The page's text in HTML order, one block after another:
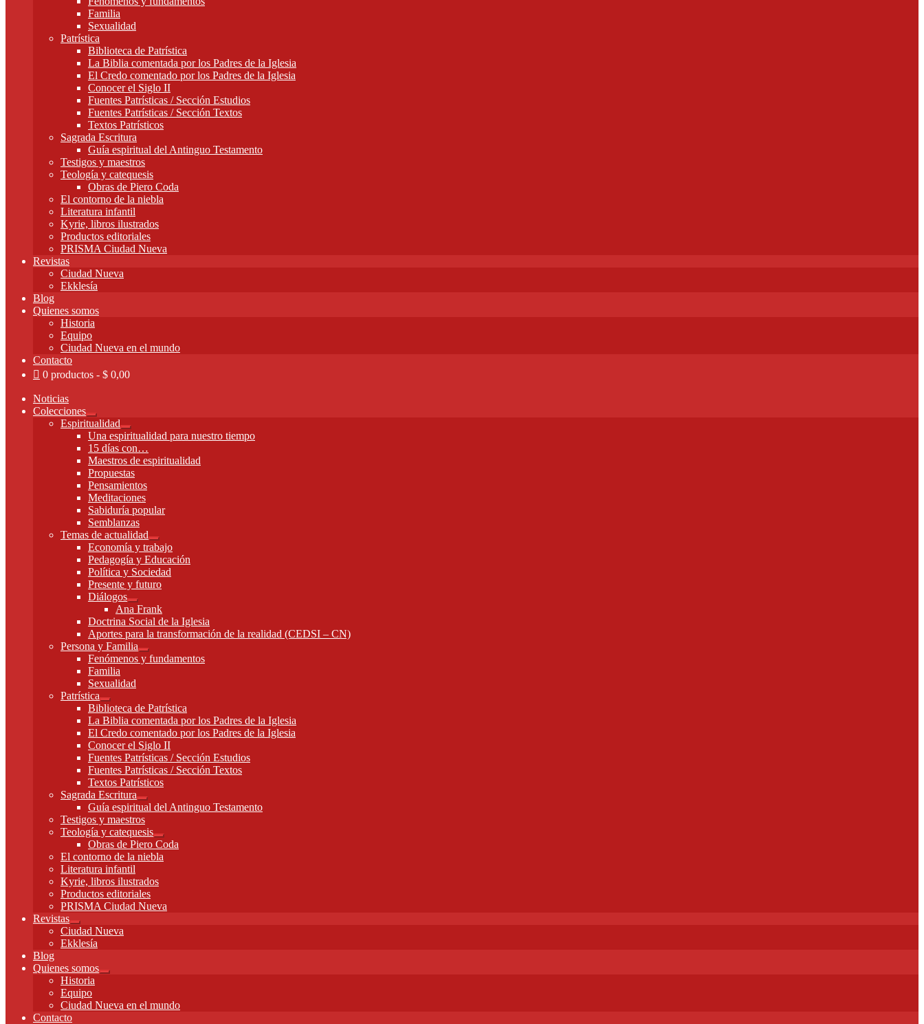
Familia
Sexualidad
Patrística
Biblioteca de Patrística
La Biblia comentada por los Padres de la Iglesia
El Credo comentado por los Padres de la Iglesia
Conocer el Siglo II
Fuentes Patrísticas / Sección Estudios
Fuentes Patrísticas / Sección Textos
Textos Patrísticos
Sagrada Escritura
Guía espiritual del Antinguo Testamento
Testigos y maestros
Teología y catequesis
Obras de Piero Coda
El contorno de la niebla
Literatura infantil
Kyrie, libros ilustrados
Productos editoriales
PRISMA Ciudad Nueva
Revistas
Ciudad Nueva
Ekklesía
Blog
Quienes somos
Historia
Equipo
Ciudad Nueva en el mundo
Contacto
0 productos
$ 0,00
Noticias
Colecciones
Expandir
el
menú
hijo
Espiritualidad
Expandir
el
menú
hijo
Una espiritualidad para nuestro tiempo
15 días con…
Maestros de espiritualidad
Propuestas
Pensamientos
Meditaciones
Sabiduría popular
Semblanzas
Temas de actualidad
Expandir
el
menú
hijo
Economía y trabajo
Pedagogía y Educación
Política y Sociedad
Presente y futuro
Diálogos
Expandir
el
menú
hijo
Ana Frank
Doctrina Social de la Iglesia
Aportes para la transformación de la realidad (CEDSI – CN)
Persona y Familia
Expandir
el
Fenómenos y fundamentos
Familia
Sexualidad
Patrística
Expandir
el
menú
hijo
Biblioteca de Patrística
La Biblia comentada por los Padres de la Iglesia
El Credo comentado por los Padres de la Iglesia
Conocer el Siglo II
Fuentes Patrísticas / Sección Estudios
Fuentes Patrísticas / Sección Textos
Textos Patrísticos
Sagrada Escritura
Expandir
el
menú
hijo
Guía espiritual del Antinguo Testamento
Testigos y maestros
Teología y catequesis
Expandir
el
menú
Obras de Piero Coda
El contorno de la niebla
Literatura infantil
Kyrie, libros ilustrados
Productos editoriales
PRISMA Ciudad Nueva
Revistas
Expandir
el
menú
Ciudad Nueva
Ekklesía
Blog
Quienes somos
Expandir
hijo
Historia
Equipo
Ciudad Nueva en el mundo
Contacto